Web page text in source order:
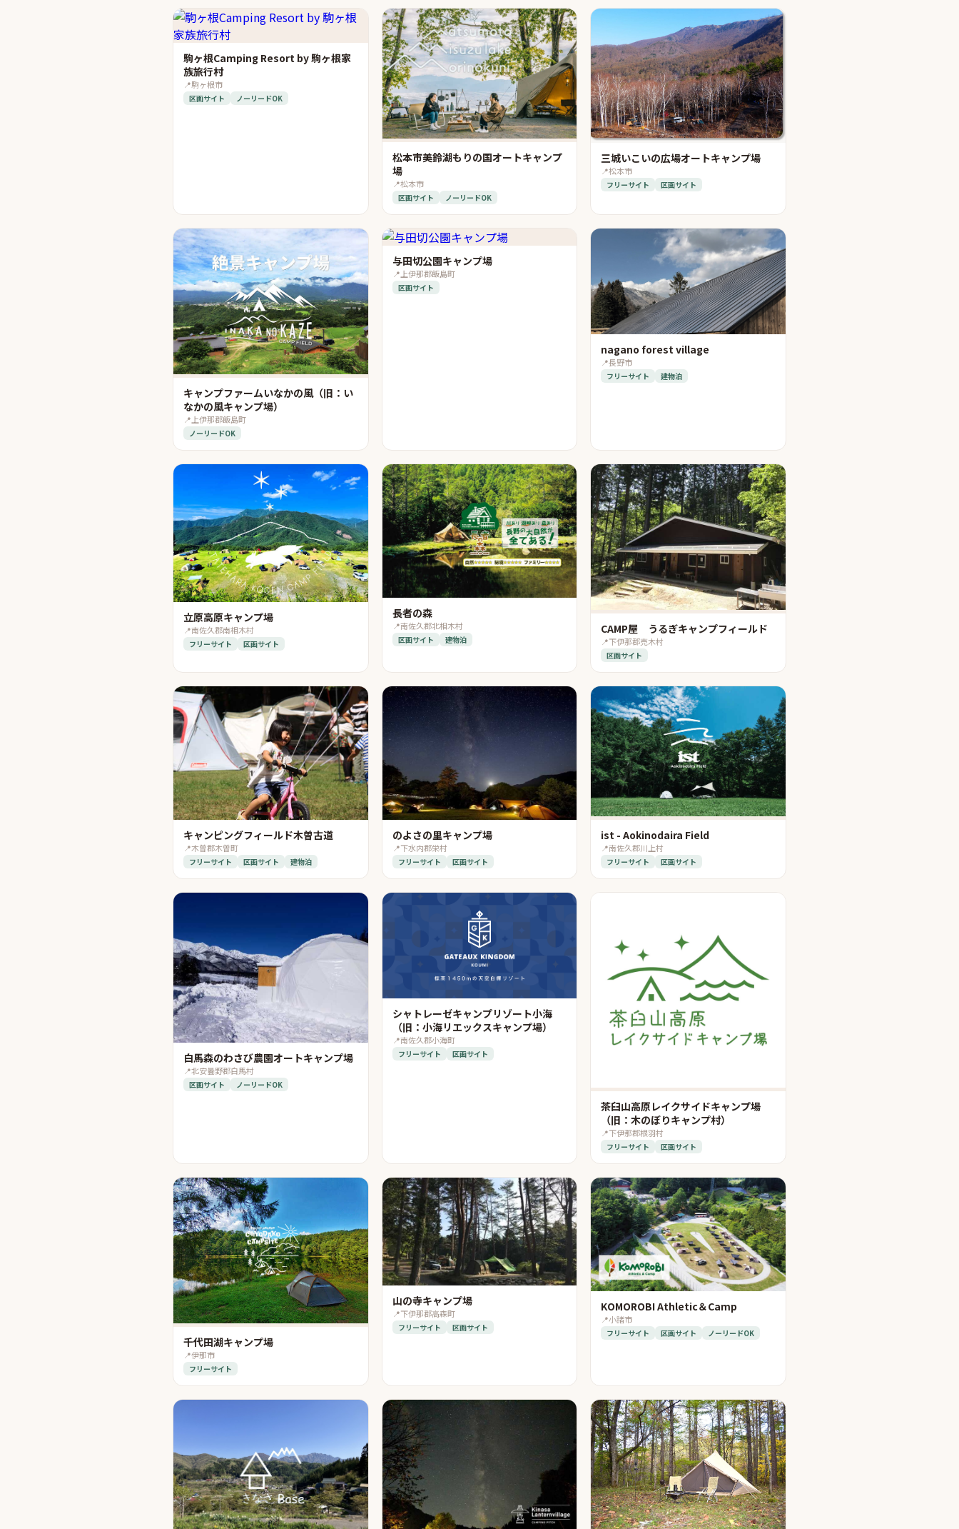
駒ヶ根Camping Resort by 駒ヶ根家
族旅行村
📍駒ヶ根市
区画サイト ノーリードOK
松本市美鈴湖もりの国オートキャンプ
場
📍松本市
区画サイト ノーリードOK
三城いこいの広場オートキャンプ場
📍松本市
フリーサイト 区画サイト
キャンプファームいなかの風（旧：い
なかの風キャンプ場）
📍 上伊那郡飯島町
ノーリードOK
与田切公園キャンプ場
📍 上伊那郡飯島町
区画サイト
nagano forest village
📍長野市
フリーサイト 建物泊
立原高原キャンプ場
📍南佐久郡南相木村
フリーサイト 区画サイト
長者の森
📍南佐久郡北相木村
区画サイト 建物泊
CAMP屋 うるぎキャンプフィールド
📍下伊那郡売木村
区画サイト
キャンピングフィールド木曽古道
📍木曽郡木曽町
フリーサイト 区画サイト 建物泊
のよさの里キャンプ場
📍下水内郡栄村
フリーサイト 区画サイト
ist - Aokinodaira Field
📍南佐久郡川上村
フリーサイト 区画サイト
白馬森のわさび農園オートキャンプ場
📍北安曇野郡白馬村
区画サイト ノーリードOK
シャトレーゼキャンプリゾート小海
（旧：小海リエックスキャンプ場）
📍南佐久郡小海町
フリーサイト 区画サイト
茶臼山高原レイクサイドキャンプ場
（旧：木のぼりキャンプ村）
📍下伊那郡根羽村
フリーサイト 区画サイト
千代田湖キャンプ場
📍伊那市
フリーサイト
山の寺キャンプ場
📍下伊那郡高森町
フリーサイト 区画サイト
KOMOROBI Athletic＆Camp
📍小諸市
フリーサイト 区画サイト ノーリードOK